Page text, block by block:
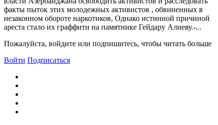
факты пыток этих молодежных активистов , обвиненных в
незаконном обороте наркотиков, Однако истинной причиной
ареста стало их граффити на памятнике Гейдару Алиеву.-...
Пожалуйста, войдите или подпишитесь, чтобы читать больше
Войти Подписаться